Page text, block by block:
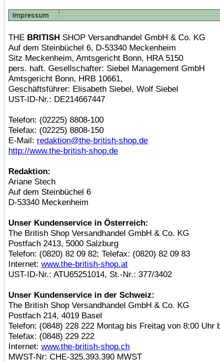
THE BRITISH SHOP Versandhandel GmbH & Co. KG
Auf dem Steinbüchel 6, D-53340 Meckenheim
Sitz Meckenheim, Amtsgericht Bonn, HRA 5150
pers. haft. Gesellschafter: Siebel Management GmbH
Amtsgericht Bonn, HRB 10661,
Geschäftsführer: Elisabeth Siebel, Wolf Siebel
UST-ID-Nr.: DE214667447
Telefon: (02225) 8808-100
Telefax: (02225) 8808-150
E-Mail: redaktion@the-british-shop.de
http://www.the-british-shop.de
Redaktion:
Ariane Stech
Auf dem Steinbüchel 6
D-53340 Meckenheim
Unser Kundenservice in Österreich:
The British Shop Versandhandel GmbH & Co. KG
Postfach 2413, 5000 Salzburg
Telefon: (0820) 82 09 82; Telefax: (0820) 82 09 83
Internet: www.the-british-shop.at
UST-ID-Nr.: ATU65251014, St.-Nr.: 377/3402
Unser Kundenservice in der Schweiz:
The British Shop Versandhandel GmbH & Co. KG
Postfach 214, 4019 Basel
Telefon: (0848) 228 222 Montag bis Freitag von 8:00 Uhr
Telefax: (0848) 229 222
Internet: www.the-british-shop.ch
MWST-Nr: CHE-325.393.390 MWST